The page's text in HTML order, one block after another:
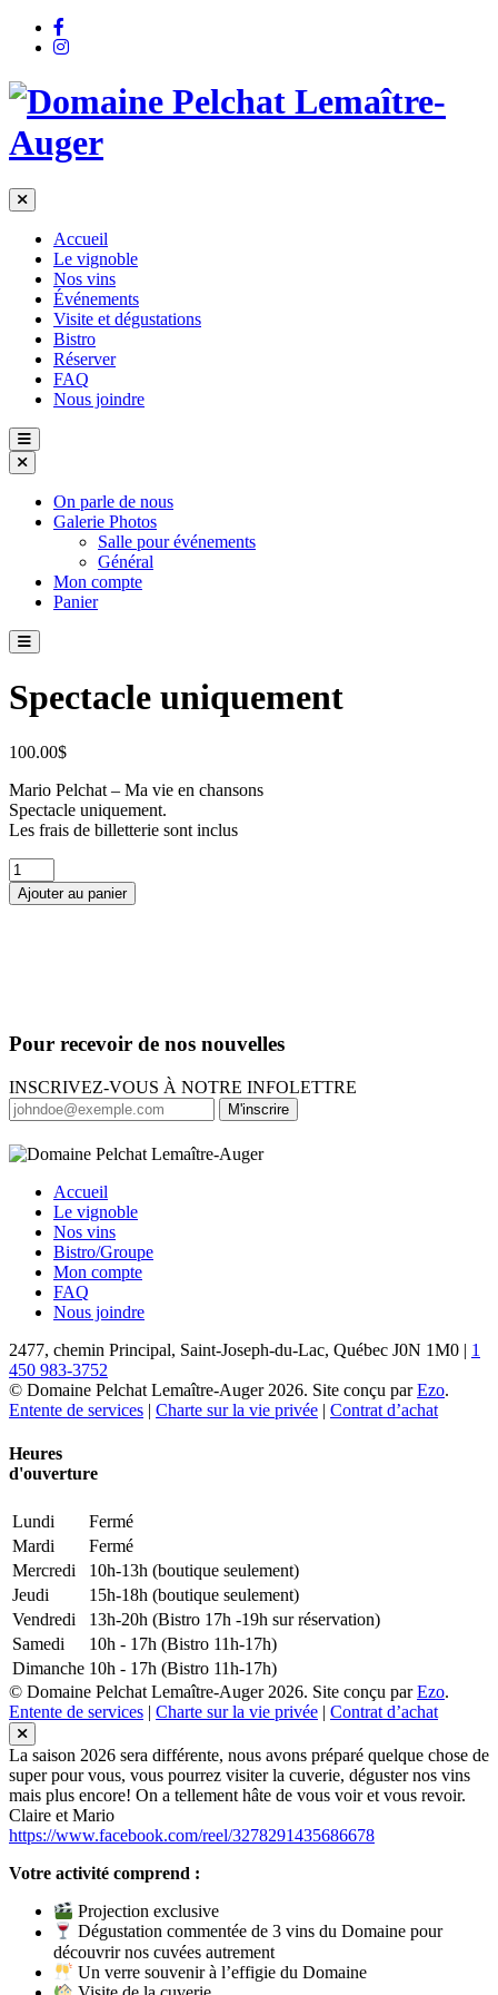
Accueil
Le vignoble
Nos vins
Événements
Visite et dégustations
Bistro
Réserver
FAQ
Nous joindre
On parle de nous
Galerie Photos
Salle pour événements
Général
Mon compte
Panier
Spectacle uniquement
100.00$
Mario Pelchat – Ma vie en chansons
Spectacle uniquement.
Les frais de billetterie sont inclus
quantité
de
Spectacle
Ajouter au panier
Pour recevoir de nos nouvelles
INSCRIVEZ-VOUS À NOTRE INFOLETTRE
M'inscrire
Accueil
Le vignoble
Nos vins
Bistro/Groupe
Mon compte
FAQ
Nous joindre
2477, chemin Principal, Saint-Joseph-du-Lac, Québec J0N 1M0 | 1
450 983-3752
© Domaine Pelchat Lemaître-Auger 2026. Site conçu parEzo.
Entente de services | Charte sur la vie privée | Contrat d’achat
Heures
d'ouverture
Lundi
Fermé
Mardi
Fermé
Mercredi
10h-13h (boutique seulement)
Jeudi
15h-18h (boutique seulement)
Vendredi
13h-20h (Bistro 17h -19h sur réservation)
Samedi
10h - 17h (Bistro 11h-17h)
Dimanche 10h - 17h (Bistro 11h-17h)
© Domaine Pelchat Lemaître-Auger 2026. Site conçu parEzo.
Entente de services | Charte sur la vie privée | Contrat d’achat
La saison 2026 sera différente, nous avons préparé quelque chose de
super pour vous, vous pourrez visiter la cuverie, déguster nos vins
mais plus encore! On a tellement hâte de vous voir et vous revoir.
Claire et Mario
https://www.facebook.com/reel/3278291435686678
Votre activité comprend :
Projection exclusive
Dégustation commentée de 3 vins du Domaine pour
découvrir nos cuvées autrement
Un verre souvenir à l’effigie du Domaine